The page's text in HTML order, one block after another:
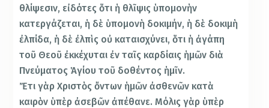
θλίψεσιν, εἰδότες ὅτι ἡ θλῖψις ὑπομονὴν
κατεργάζεται, ἡ δὲ ὑπομονὴ δοκιμήν, ἡ δὲ δοκιμὴ
ἐλπίδα, ἡ δὲ ἐλπὶς οὐ καταισχύνει, ὅτι ἡ ἀγάπη
τοῦ Θεοῦ ἐκκέχυται ἐν ταῖς καρδίαις ἡμῶν διὰ
Πνεύματος Ἁγίου τοῦ δοθέντος ἡμῖν.
Ἔτι γὰρ Χριστὸς ὄντων ἡμῶν ἀσθενῶν κατὰ
καιρὸν ὑπὲρ ἀσεβῶν ἀπέθανε. Μόλις γὰρ ὑπὲρ